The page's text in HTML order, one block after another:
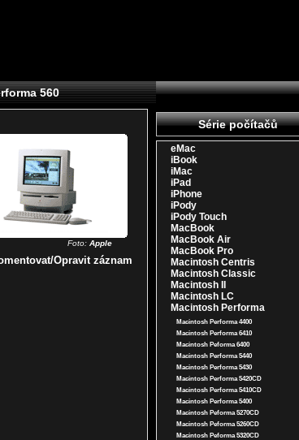
560
Foto: Apple
Opravit záznam
Série počítačů
eMac
iBook
iMac
iPad
iPhone
iPody
iPody Touch
MacBook
MacBook Air
MacBook Pro
Macintosh Centris
Macintosh Classic
Macintosh II
Macintosh LC
Macintosh Performa
Macintosh Performa 4400
Macintosh Performa 6410
Macintosh Peforma 6400
Macintosh Performa 5440
Macintosh Performa 5430
Macintosh Performa 5420CD
Macintosh Performa 5410CD
Macintosh Performa 5400
Macintosh Peforma 5270CD
Macintosh Peforma 5260CD
Macintosh Peforma 5320CD